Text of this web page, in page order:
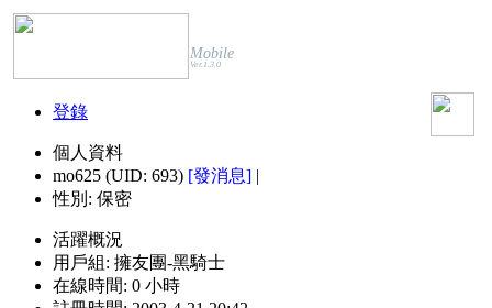
Mobile
Ver.1.3.0
登錄
個人資料
mo625 (UID: 693) [發消息] |
性別: 保密
活躍概況
用戶組: 擁友團-黑騎士
在線時間: 0 小時